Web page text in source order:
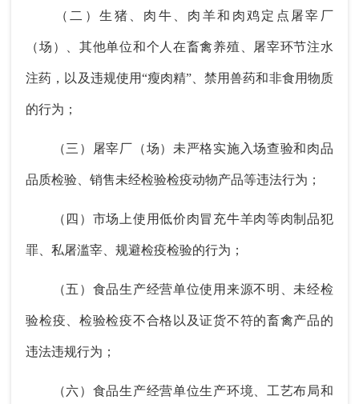
（二）生猪、肉牛、肉羊和肉鸡定点屠宰厂
（场）、其他单位和个人在畜禽养殖、屠宰环节注水
注药，以及违规使用“瘦肉精”、禁用兽药和非食用物质
的行为；
（三）屠宰厂（场）未严格实施入场查验和肉品
品质检验、销售未经检验检疫动物产品等违法行为；
（四）市场上使用低价肉冒充牛羊肉等肉制品犯
罪、私屠滥宰、规避检疫检验的行为；
（五）食品生产经营单位使用来源不明、未经检
验检疫、检验检疫不合格以及证货不符的畜禽产品的
违法违规行为；
（六）食品生产经营单位生产环境、工艺布局和